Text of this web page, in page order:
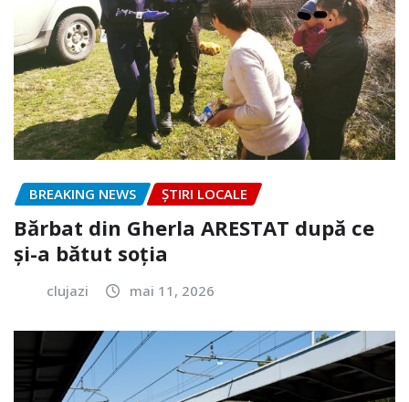
BREAKING NEWS ȘTIRI LOCALE
Bărbat din Gherla ARESTAT după ce
și-a bătut soția
clujazi mai 11, 2026